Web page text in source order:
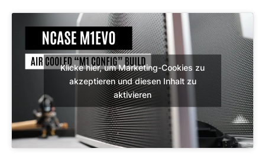
Klicke hier, um Marketing-Cookies zu
akzeptieren und diesen Inhalt zu
aktivieren